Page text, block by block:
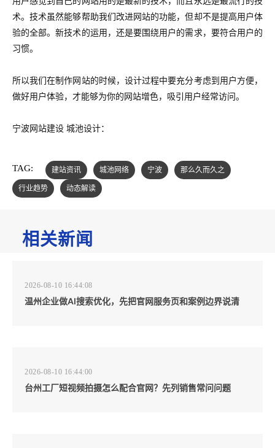
术。技术虽然能够帮助我们改进网站的功能，但却不是提高用户体
验的全部。新技术的运用，还是要围绕用户的需求，要符合用户的
习惯。
所以我们在制作网站的时候，设计过程中要充分考虑到用户方便，
做好用户体验，才能够为你的网站增色，吸引用户经常访问。
宁波网站建设 城池设计：
TAG: 建站资讯 城池网络 宁波
那么久而久之
行业趋势
动态解读
相关新闻
2026-08-10 16:44:08
温州企业做AI搜索优化，先把官网服务页和案例边界说清
2026-08-10 16:44:00
台州工厂短视频拍摄怎么配合官网？先列销售常问问题